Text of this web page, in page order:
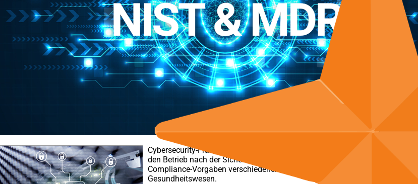
Cybersecurity-Frameworks wie das NIST-Framework verlangen von
den Betrieb nach der Sicherheitsphase investieren. Das NIST-
Framework
Compliance-Vorgaben verschiedener Branchen entsprechen, darunter die
Gesundheitswesen.